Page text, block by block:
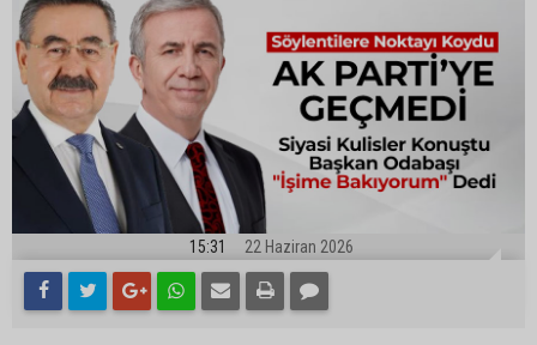
15:31 22 Haziran 2026